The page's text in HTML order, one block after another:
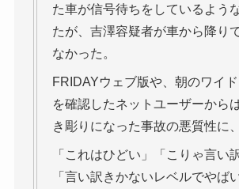
た車が信号待ちをしているよう
たが、吉澤容疑者が車から降り
なかった。
FRIDAYウェブ版や、朝のワイ
を確認したネットユーザーから
き彫りになった事故の悪質性に、
「これはひどい」「こりゃ言い
「言い訳きかないレベルでやば